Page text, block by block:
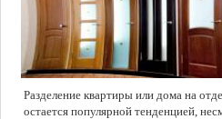
Разделение квартиры или дома на
остается популярной тенденцией,